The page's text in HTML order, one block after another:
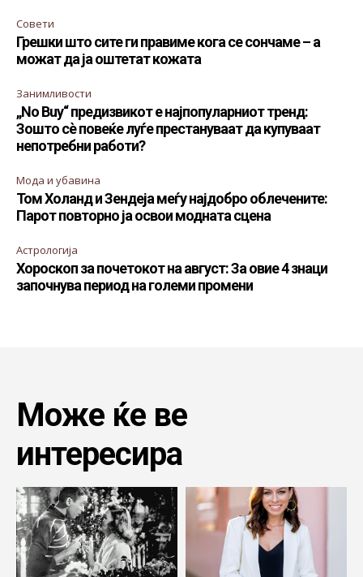
Совети
Грешки што сите ги правиме кога се сончаме – а
можат да ја оштетат кожата
Занимливости
„No Buy“ предизвикот е најпопуларниот тренд:
Зошто сè повеќе луѓе престануваат да купуваат
непотребни работи?
Мода и убавина
Том Холанд и Зендеја меѓу најдобро облечените:
Парот повторно ја освои модната сцена
Астрологија
Хороскоп за почетокот на август: За овие 4 знаци
започнува период на големи промени
Може ќе ве
интересира